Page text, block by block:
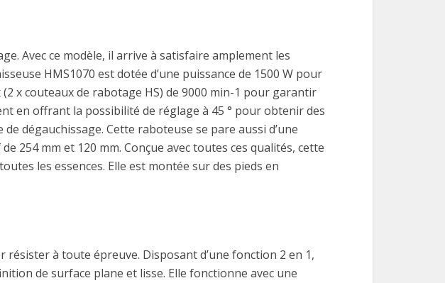
Avec ce modèle, il arrive à satisfaire amplement les
HMS1070 est dotée d’une puissance de 1500 W pour
x couteaux de rabotage HS) de 9000 min-1 pour garantir
en offrant la possibilité de réglage à 45 ° pour obtenir des
dégauchissage. Cette raboteuse se pare aussi d’une
254 mm et 120 mm. Conçue avec toutes ces qualités, cette
les essences. Elle est montée sur des pieds en
résister à toute épreuve. Disposant d’une fonction 2 en 1,
de surface plane et lisse. Elle fonctionne avec une